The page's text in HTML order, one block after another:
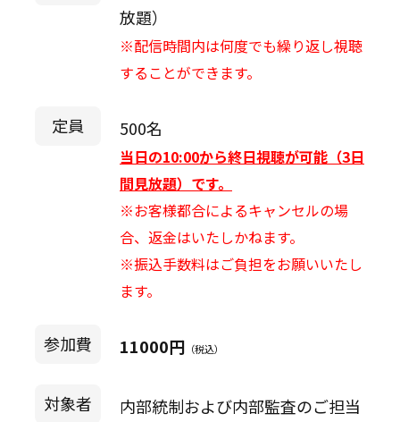
放題）
※配信時間内は何度でも繰り返し視聴
することができます。
定員 500名
当日の10:00から終日視聴が可能（3日
間見放題）です。
※お客様都合によるキャンセルの場
合、返金はいたしかねます。
※振込手数料はご負担をお願いいたし
ます。
参加費 11000円 （税込）
対象者
内部統制および内部監査のご担当